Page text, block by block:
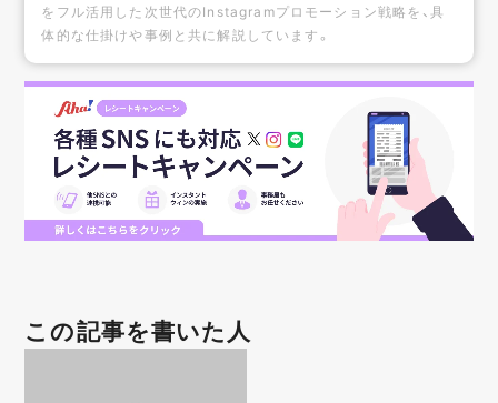
をフル活用した次世代のInstagramプロモーション戦略を、具
体的な仕掛けや事例と共に解説しています。
この記事を書いた人